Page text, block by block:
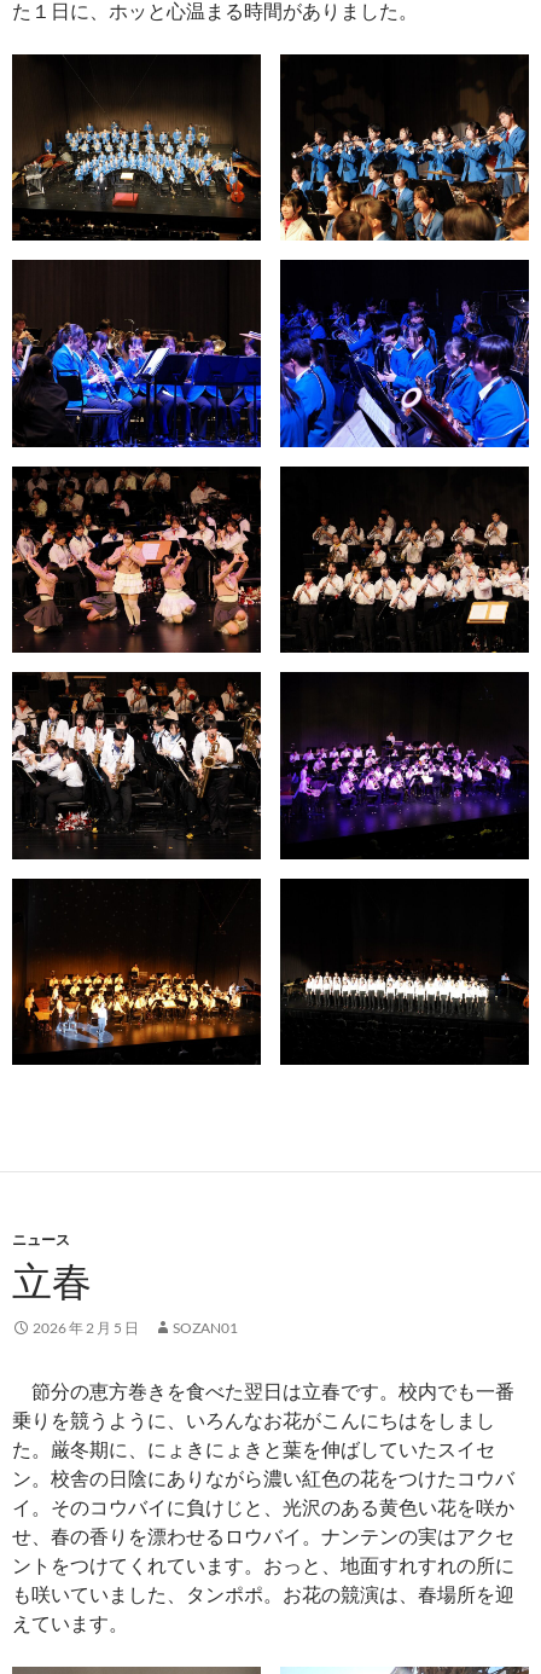
た１日に、ホッと心温まる時間がありました。
ニュース
立春
2026 年 2 月 5 日 SOZAN01
節分の恵方巻きを食べた翌日は立春です。校内でも一番
乗りを競うように、いろんなお花がこんにちはをしまし
た。厳冬期に、にょきにょきと葉を伸ばしていたスイセ
ン。校舎の日陰にありながら濃い紅色の花をつけたコウバ
イ。そのコウバイに負けじと、光沢のある黄色い花を咲か
せ、春の香りを漂わせるロウバイ。ナンテンの実はアクセ
ントをつけてくれています。おっと、地面すれすれの所に
も咲いていました、タンポポ。お花の競演は、春場所を迎
えています。